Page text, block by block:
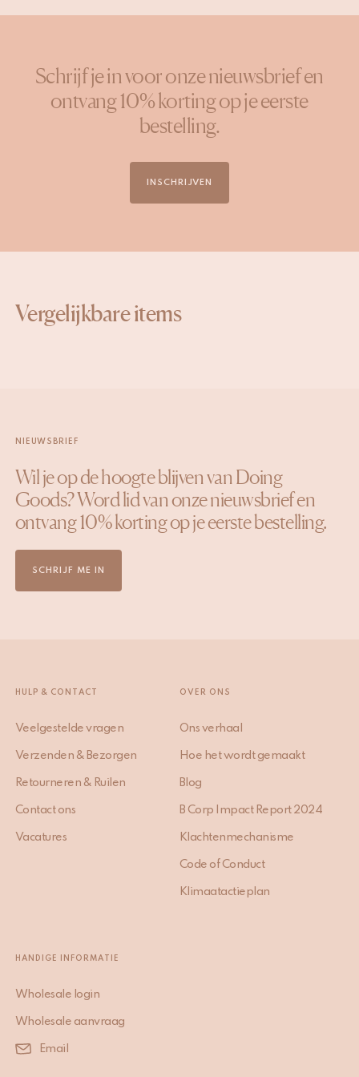
Schrijf je in voor onze nieuwsbrief en
ontvang 10% korting op je eerste
bestelling.
INSCHRIJVEN
Vergelijkbare items
NIEUWSBRIEF
Wil je op de hoogte blijven van Doing
Goods? Word lid van onze nieuwsbrief en
ontvang 10% korting op je eerste bestelling.
SCHRIJF ME IN
HULP & CONTACT
Veelgestelde vragen
Verzenden & Bezorgen
Retourneren & Ruilen
Contact ons
Vacatures
OVER ONS
Ons verhaal
Hoe het wordt gemaakt
Blog
B Corp Impact Report 2024
Klachtenmechanisme
Code of Conduct
Klimaatactieplan
HANDIGE INFORMATIE
Wholesale login
Wholesale aanvraag
Email